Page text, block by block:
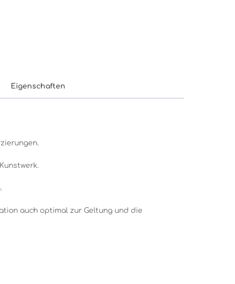
Eigenschaften
auch optimal zur Geltung und die